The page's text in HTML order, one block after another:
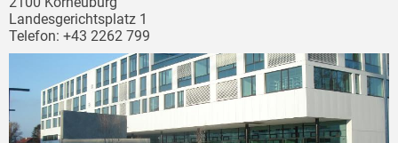
Landesgerichtsplatz 1
Telefon: +43 2262 799